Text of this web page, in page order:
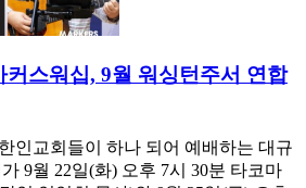
커스워십, 9월 워싱턴주서 연합
인교회들이 하나 되어 예배하는 대규
9월 22일(화) 오후 7시 30분 타코마